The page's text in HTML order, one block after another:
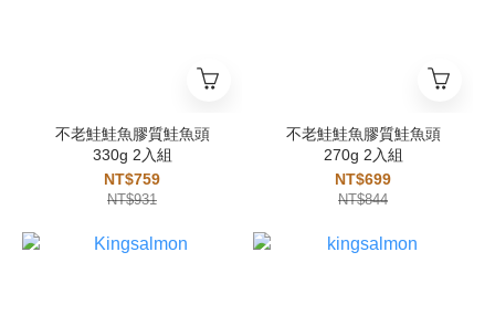
不老鮭鮭魚膠質鮭魚頭
330g 2入組
NT$759
NT$931
不老鮭鮭魚膠質鮭魚頭
270g 2入組
NT$699
NT$844